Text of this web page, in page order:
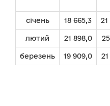
січень 18 665,3
лютий 21 898,0
березень 19 909,0